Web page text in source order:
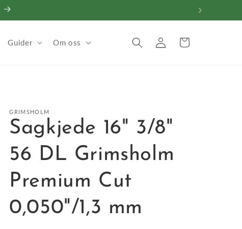
Guider Om oss
Logg
inn
Handlekurv
GRIMSHOLM
Sagkjede 16" 3/8"
56 DL Grimsholm
Premium Cut
0,050"/1,3 mm